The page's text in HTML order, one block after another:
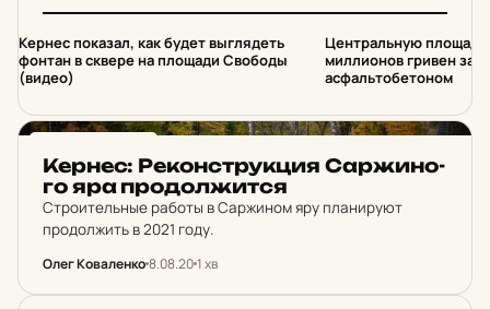
1
Кернес показал, как будет выглядеть
фонтан в сквере на площади Свободы
(видео)
2
Центральную площадь
миллионов гривен
асфальтобетоном
Кернес: Ре­кон­струк­ция Сар­жи­но­
го яра про­дол­жит­ся
Строительные работы в Саржином яру планируют
продолжить в 2021 году.
Олег Коваленко8.08.201 хв